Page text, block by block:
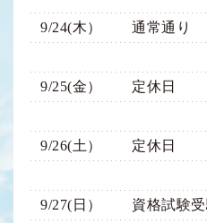
9/24(木） 通常通り
9/25(金） 定休日
9/26(土） 定休日
9/27(日） 資格試験受